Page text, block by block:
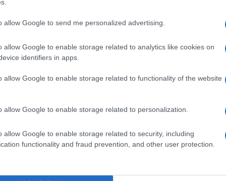
allow Google to send me personalized advertising.
allow Google to enable storage related to analytics like cookies on
identifiers in apps.
allow Google to enable storage related to functionality of the website
allow Google to enable storage related to personalization.
allow Google to enable storage related to security, including
functionality and fraud prevention, and other user protection.
een vaste waarde in goed gespreide
financiering?
aan vastgoed financiering. Ten eerste kunt u zelf
vereist echter specialistische kennis, meer kapitaal
in eenvastgoed financiering fonds.
leningen, waardoor het risico wordt
projecten, de due diligence en het beheer van de
volledig ontzorgd wordt, terwijl u toch profiteert